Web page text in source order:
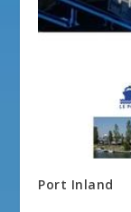
Port Inland